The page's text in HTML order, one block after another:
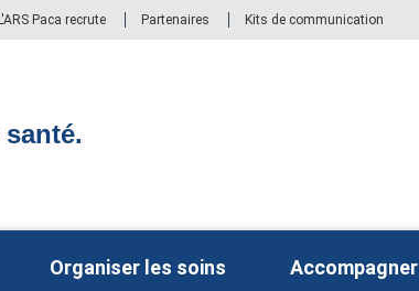
Paca recrute Partenaires Kits de communication
Organiser les soins Accompagner